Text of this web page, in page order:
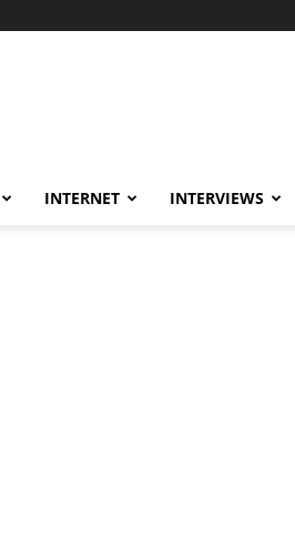
INTERNET INTERVIEWS